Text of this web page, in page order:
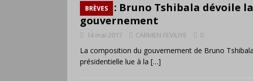
BRÈVES
RDC : Bruno Tshibala dévoile
gouvernement
14 mai 2017 CARMEN FEVILIYE 0
La composition du gouvernement de Bruno
présidentielle lue à la […]